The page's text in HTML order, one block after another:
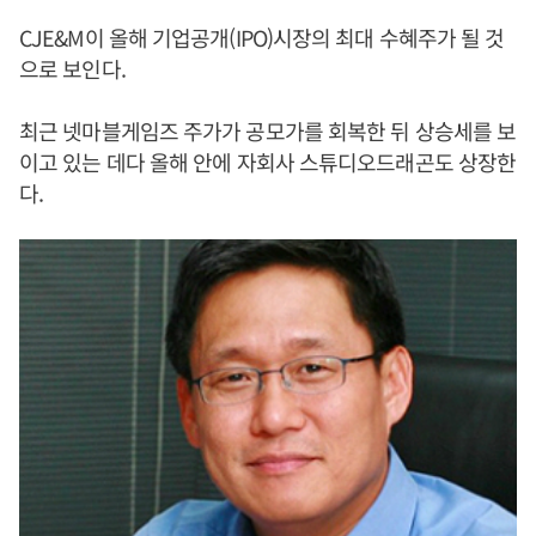
CJE&M이 올해 기업공개(IPO)시장의 최대 수혜주가 될 것
으로 보인다.
최근 넷마블게임즈 주가가 공모가를 회복한 뒤 상승세를 보
이고 있는 데다 올해 안에 자회사 스튜디오드래곤도 상장한
다.